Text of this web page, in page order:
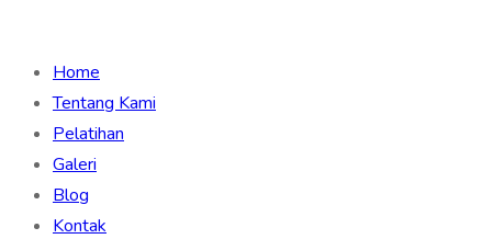
Home
Tentang Kami
Pelatihan
Galeri
Blog
Kontak